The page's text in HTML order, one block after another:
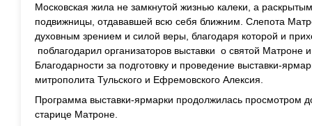
Московская жила не замкнутой жизнью калеки, а
подвижницы, отдававшей всю себя ближним. Слепота
духовным зрением и силой веры, благодаря которой и
поблагодарил организаторов выставки о святой Матроне
Благодарности за подготовку и проведение выставки-
митрополита Тульского и Ефремовского Алексия.
Программа выставки-ярмарки продолжилась просмотром
старице Матроне.